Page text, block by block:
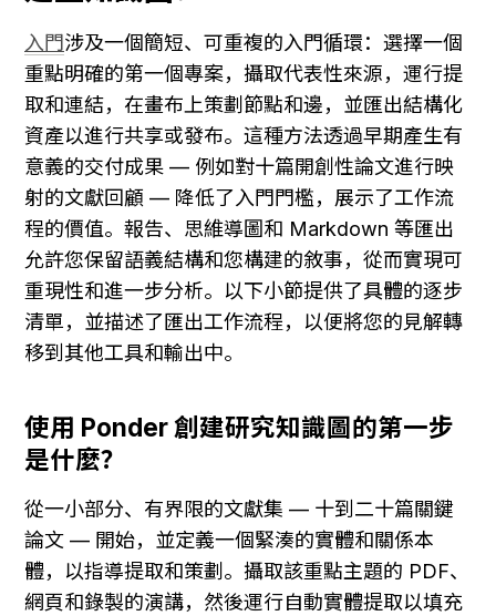
入門涉及一個簡短、可重複的入門循環：選擇一個
重點明確的第一個專案，攝取代表性來源，運行提
取和連結，在畫布上策劃節點和邊，並匯出結構化
資產以進行共享或發布。這種方法透過早期產生有
意義的交付成果 — 例如對十篇開創性論文進行映
射的文獻回顧 — 降低了入門門檻，展示了工作流
程的價值。報告、思維導圖和 Markdown 等匯出
允許您保留語義結構和您構建的敘事，從而實現可
重現性和進一步分析。以下小節提供了具體的逐步
清單，並描述了匯出工作流程，以便將您的見解轉
移到其他工具和輸出中。
使用 Ponder 創建研究知識圖的第一步
是什麼？
從一小部分、有界限的文獻集 — 十到二十篇關鍵
論文 — 開始，並定義一個緊湊的實體和關係本
體，以指導提取和策劃。攝取該重點主題的 PDF、
網頁和錄製的演講，然後運行自動實體提取以填充